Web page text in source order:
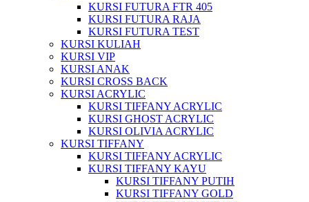
KURSI FUTURA FTR 405
KURSI FUTURA RAJA
KURSI FUTURA TEST
KURSI KULIAH
KURSI VIP
KURSI ANAK
KURSI CROSS BACK
KURSI ACRYLIC
KURSI TIFFANY ACRYLIC
KURSI GHOST ACRYLIC
KURSI OLIVIA ACRYLIC
KURSI TIFFANY
KURSI TIFFANY ACRYLIC
KURSI TIFFANY KAYU
KURSI TIFFANY PUTIH
KURSI TIFFANY GOLD